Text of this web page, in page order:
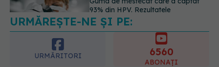
Nu trebuie să mănânci mai puțin ca
să slăbești? Dieta care reduce cu
30% „energia” din fiecare gram de
mâncare
6560
ABONAȚI